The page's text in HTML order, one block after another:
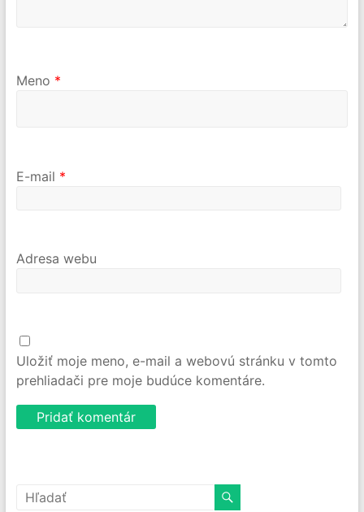
Meno *
E-mail *
Adresa webu
Uložiť moje meno, e-mail a webovú stránku v tomto
prehliadači pre moje budúce komentáre.